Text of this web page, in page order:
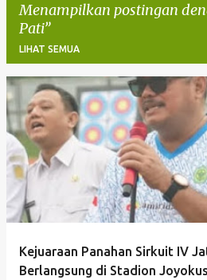
Menampilkan postingan
Pati
LIHAT SEMUA
P
o
s
t
n
Kejuaraan Panahan Sirkuit IV
Berlangsung di Stadion